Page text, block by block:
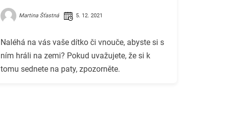
Martina Šťastná 5. 12. 2021
Naléhá na vás vaše dítko či vnouče, abyste si s
ním hráli na zemi? Pokud uvažujete, že si k
tomu sednete na paty, zpozorněte.